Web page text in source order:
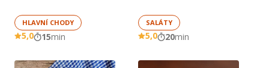
HLAVNÍ CHODY
5,0 15min
SALÁTY
5,0 20min